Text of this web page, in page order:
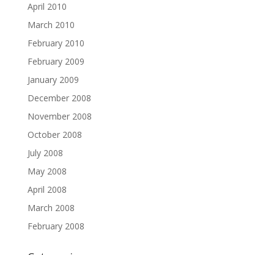
April 2010
March 2010
February 2010
February 2009
January 2009
December 2008
November 2008
October 2008
July 2008
May 2008
April 2008
March 2008
February 2008